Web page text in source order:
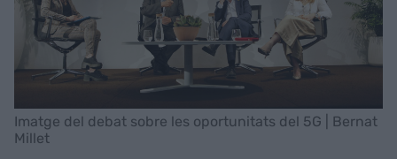
Imatge del debat sobre les oportunitats del 5G | Bernat
Millet